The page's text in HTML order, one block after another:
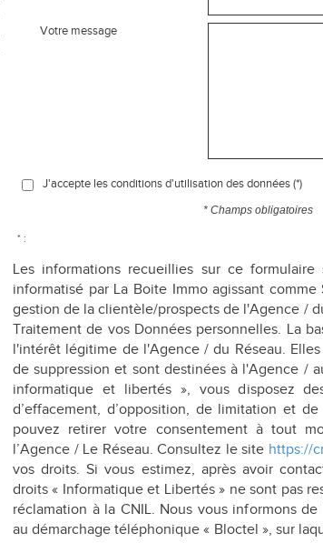
Votre message
J'accepte les conditions d'utilisation des données (*)
* Champs obligatoires
* :
Les informations recueillies sur ce
informatisé par La Boite Immo agissant
gestion de la clientèle/prospects de l'Agence /
Traitement de vos Données personnelles. La
l'intérêt légitime de l'Agence / du Réseau.
de suppression et sont destinées à l'Agence /
informatique et libertés », vous disposez
d’effacement, d’opposition, de limitation et
pouvez retirer votre consentement à tout
l’Agence / Le Réseau. Consultez le site https://
vos droits. Si vous estimez, après avoir
droits « Informatique et Libertés » ne sont pas
réclamation à la CNIL. Nous vous informons
au démarchage téléphonique « Bloctel », sur